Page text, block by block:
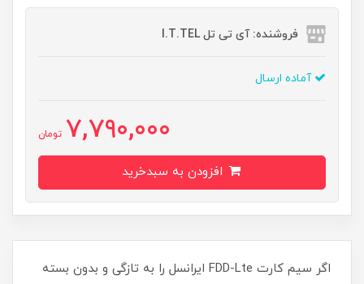
فروشنده: آی تی تل I.T.TEL
آماده ارسال
7,790,000 تومان
اگر سیم کارت FDD-Lte ایرانسل را به تازگی و بدون بسته